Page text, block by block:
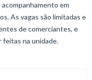
em
As vagas são limitadas e
de comerciantes, e
feitas na unidade.